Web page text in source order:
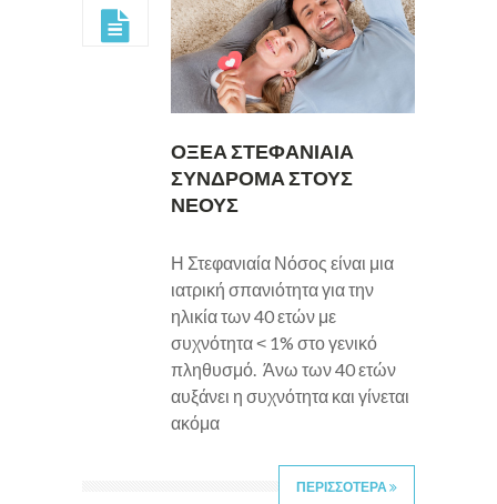
ΟΞΕΑ ΣΤΕΦΑΝΙΑΙΑ
ΣΥΝΔΡΟΜΑ ΣΤΟΥΣ
ΝΕΟΥΣ
Η Στεφανιαία Νόσος είναι μια
ιατρική σπανιότητα για την
ηλικία των 40 ετών με
συχνότητα ˂ 1% στο γενικό
πληθυσμό. Άνω των 40 ετών
αυξάνει η συχνότητα και γίνεται
ακόμα
ΠΕΡΙΣΣΟΤΕΡΑ